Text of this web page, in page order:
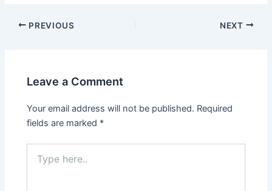
PREVIOUS NEXT
Leave a Comment
Your email address will not be published. Required
fields are marked *
here..